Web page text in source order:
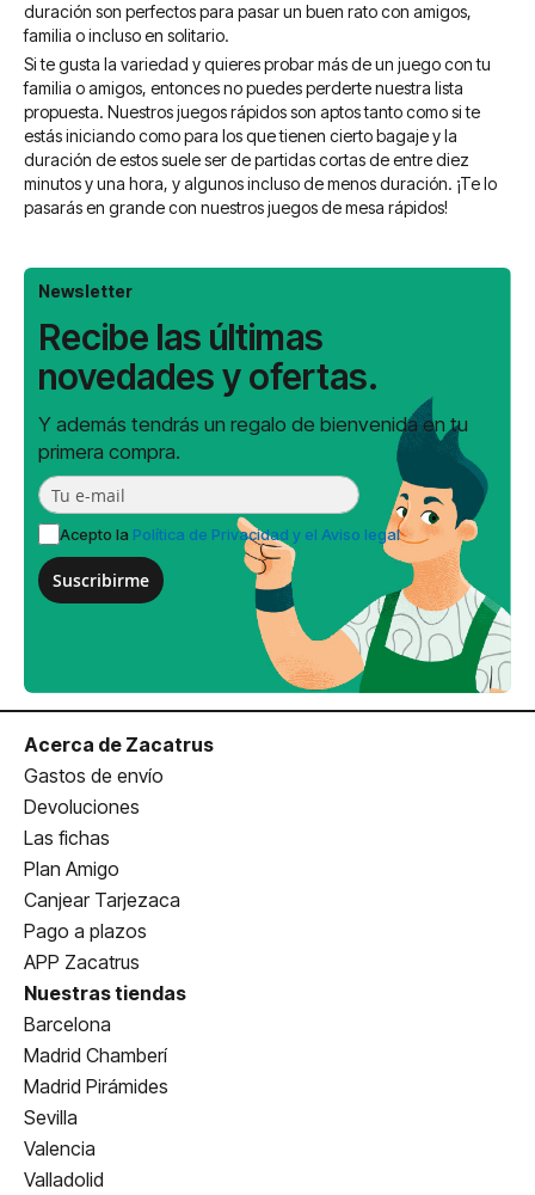
duración son perfectos para pasar un buen rato con amigos,
familia o incluso en solitario.
Si te gusta la variedad y quieres probar más de un juego con tu
familia o amigos, entonces no puedes perderte nuestra lista
propuesta. Nuestros juegos rápidos son aptos tanto como si te
estás iniciando como para los que tienen cierto bagaje y la
duración de estos suele ser de partidas cortas de entre diez
minutos y una hora, y algunos incluso de menos duración. ¡Te lo
pasarás en grande con nuestros juegos de mesa rápidos!
Newsletter
Recibe las últimas
novedades y ofertas.
Y además tendrás un regalo de bienvenida en tu
primera compra.
Acepto la Política de Privacidad y el Aviso legal
Suscribirme
Acerca de Zacatrus
Gastos de envío
Devoluciones
Las fichas
Plan Amigo
Canjear Tarjezaca
Pago a plazos
APP Zacatrus
Nuestras tiendas
Barcelona
Madrid Chamberí
Madrid Pirámides
Sevilla
Valencia
Valladolid